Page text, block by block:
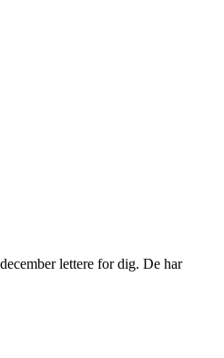
lettere for dig. De har